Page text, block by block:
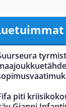
piti